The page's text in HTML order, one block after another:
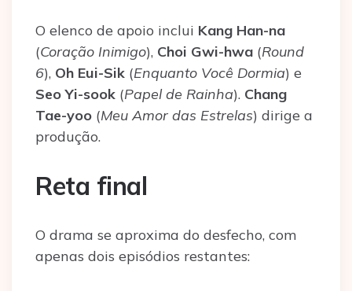
O elenco de apoio inclui Kang Han-na
(Coração Inimigo), Choi Gwi-hwa (Round
6), Oh Eui-Sik (Enquanto Você Dormia) e
Seo Yi-sook (Papel de Rainha). Chang
Tae-yoo (Meu Amor das Estrelas) dirige a
produção.
Reta final
O drama se aproxima do desfecho, com
apenas dois episódios restantes: